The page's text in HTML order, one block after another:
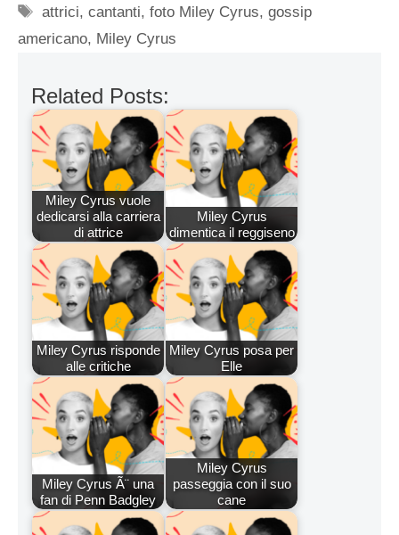
Tag
attrici,cantanti,foto Miley Cyrus,gossip
americano, Miley Cyrus
Related Posts:
Miley Cyrus vuole
dedicarsi alla carriera
di attrice
Miley Cyrus
dimentica il reggiseno
Miley Cyrus risponde
alle critiche
Miley Cyrus posa per
Elle
Miley Cyrus Ã¨ una
fan di Penn Badgley
Miley Cyrus
passeggia con il suo
cane